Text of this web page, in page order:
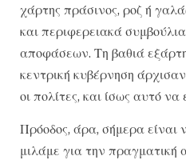
χάρτης πράσινος, ροζ ή
και περιφερειακά
αποφάσεων. Τη βαθιά
κεντρική κυβέρνηση
οι πολίτες, και ίσως αυτό
Πρόοδος, άρα, σήμερα είναι
μιλάμε για την πραγματική